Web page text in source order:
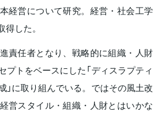
経営について研究。経営・社会工学
得した。
責任者となり、戦略的に組織・人財
プトをベースにした「ディスラプティ
」に取り組んでいる。ではその風土改
営スタイル・組織・人財とはいかな